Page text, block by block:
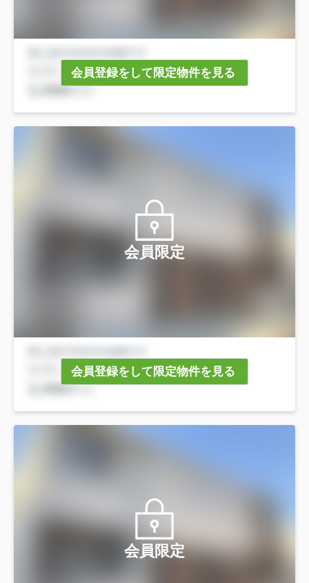
会員登録をして限定物件を見る
会員限定
会員登録をして限定物件を見る
会員限定